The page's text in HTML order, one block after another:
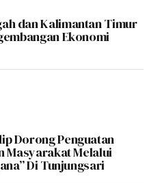
dan Kalimantan Timur
Ekonomi
Dorong Penguatan
Masyarakat Melalui
Di Tunjungsari